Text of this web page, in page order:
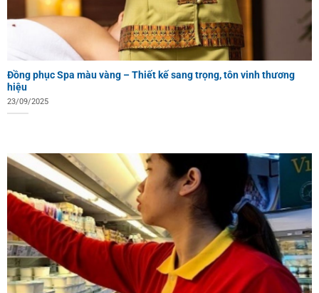
Đồng phục Spa màu vàng – Thiết kế sang trọng, tôn vinh thương
hiệu
23/09/2025